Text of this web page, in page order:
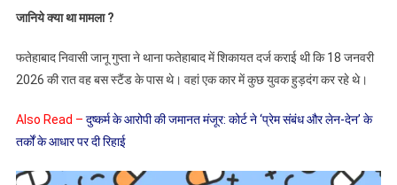
रिमांड
निरस्त,
के
जानिये क्या था मामला ?
फतेहाबाद निवासी जानू गुप्ता ने थाना फतेहाबाद में शिकायत दर्ज कराई थी कि 18 जनवरी
2026 की रात वह बस स्टैंड के पास थे। वहां एक कार में कुछ युवक हुड़दंग कर रहे थे।
Also Read – दुष्कर्म के आरोपी की जमानत मंजूर: कोर्ट ने ‘प्रेम संबंध और लेन-देन’ के
तर्कों के आधार पर दी रिहाई